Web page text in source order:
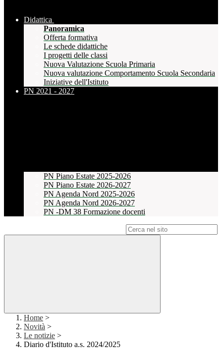
Didattica
Panoramica
Offerta formativa
Le schede didattiche
I progetti delle classi
Nuova Valutazione Scuola Primaria
Nuova valutazione Comportamento Scuola Secondaria
Iniziative dell'Istituto
PN 2021 - 2027
PN Piano Estate 2025-2026
PN Piano Estate 2026-2027
PN Agenda Nord 2025-2026
PN Agenda Nord 2026-2027
PN -DM 38 Formazione docenti
Home >
Novità >
Le notizie >
Diario d'Istituto a.s. 2024/2025